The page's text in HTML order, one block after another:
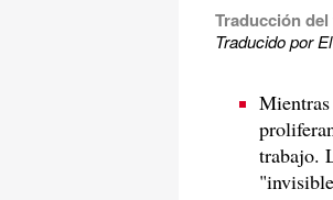
Traducción
Traducido por
trabajo.